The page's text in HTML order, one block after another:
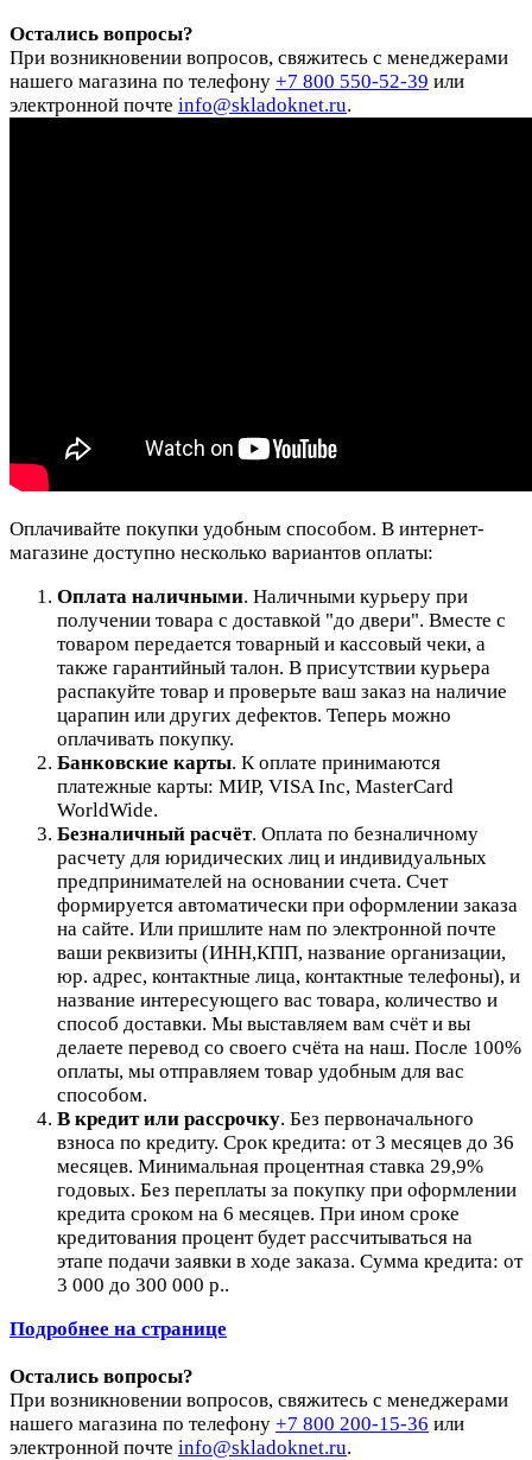
Остались вопросы?
При возникновении вопросов, свяжитесь с менеджерами
нашего магазина по телефону +7 800 550-52-39 или
электронной почте info@skladoknet.ru.
Оплачивайте покупки удобным способом. В интернет-
магазине доступно несколько вариантов оплаты:
Оплата наличными. Наличными курьеру при
получении товара с доставкой "до двери". Вместе с
товаром передается товарный и кассовый чеки, а
также гарантийный талон. В присутствии курьера
распакуйте товар и проверьте ваш заказ на наличие
царапин или других дефектов. Теперь можно
оплачивать покупку.
Банковские карты. К оплате принимаются
платежные карты: МИР, VISA Inc, MasterCard
WorldWide.
Безналичный расчёт. Оплата по безналичному
расчету для юридических лиц и индивидуальных
предпринимателей на основании счета. Счет
формируется автоматически при оформлении заказа
на сайте. Или пришлите нам по электронной почте
ваши реквизиты (ИНН,КПП, название организации,
юр. адрес, контактные лица, контактные телефоны), и
название интересующего вас товара, количество и
способ доставки. Мы выставляем вам счёт и вы
делаете перевод со своего счёта на наш. После 100%
оплаты, мы отправляем товар удобным для вас
способом.
В кредит или рассрочку. Без первоначального
взноса по кредиту. Срок кредита: от 3 месяцев до 36
месяцев. Минимальная процентная ставка 29,9%
годовых. Без переплаты за покупку при оформлении
кредита сроком на 6 месяцев. При ином сроке
кредитования процент будет рассчитываться на
этапе подачи заявки в ходе заказа. Сумма кредита: от
3 000 до 300 000 р..
Подробнее на странице
Остались вопросы?
При возникновении вопросов, свяжитесь с менеджерами
нашего магазина по телефону +7 800 200-15-36 или
электронной почте info@skladoknet.ru.